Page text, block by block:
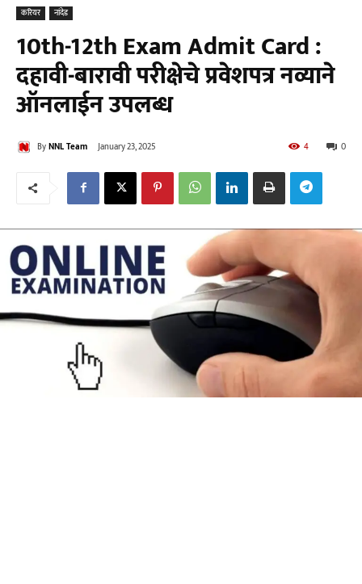
करियर नांदेड
10th-12th Exam Admit Card :
दहावी-बारावी परीक्षेचे प्रवेशपत्र नव्याने
ऑनलाईन उपलब्ध
ByNNL Team January 23, 2025 0
4